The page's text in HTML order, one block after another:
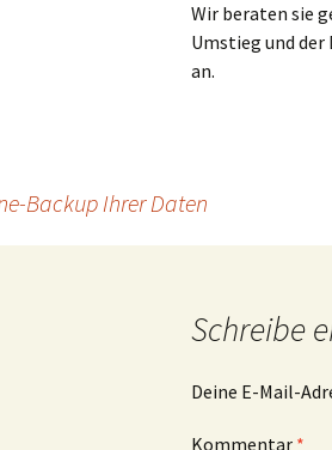
Wir beraten sie
Umstieg und
an.
Backup Ihrer Daten
Schreibe
Deine E-Mail-
Kommentar *